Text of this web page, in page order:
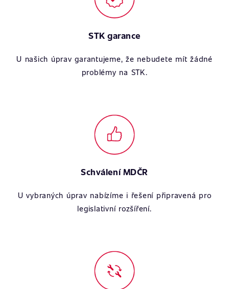
STK garance
U našich úprav garantujeme, že nebudete mít žádné
problémy na STK.
Schválení MDČR
U vybraných úprav nabízíme i řešení připravená pro
legislativní rozšíření.